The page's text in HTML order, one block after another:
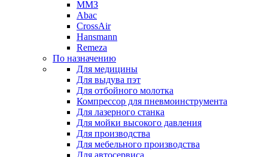
ММЗ
Abac
CrossAir
Hansmann
Remeza
По назначению
Для медицины
Для выдува пэт
Для отбойного молотка
Компрессор для пневмоинструмента
Для лазерного станка
Для мойки высокого давления
Для производства
Для мебельного производства
Для автосервиса